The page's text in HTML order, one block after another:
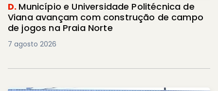
D. Município e Universidade Politécnica de
Viana avançam com construção de campo
de jogos na Praia Norte
7 agosto 2026